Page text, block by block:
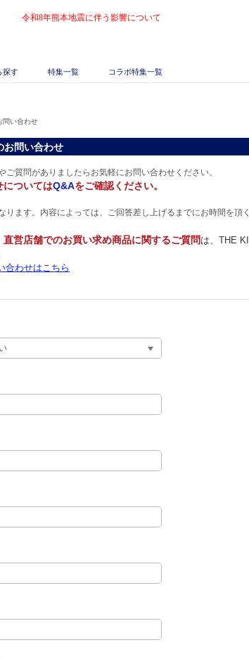
令和8年熊本地震に伴う影響について
探す 特集一覧 コラボ特集一覧
問い合わせ
お問い合わせ
ご質問がありましたらお気軽にお問い合わせください。
についてはQ&Aをご確認ください。
ります。内容によっては、ご回答差し上げるまでにお時間を頂
営店舗でのお買い求め商品に関するご質問 は、THE
合わせはこちら